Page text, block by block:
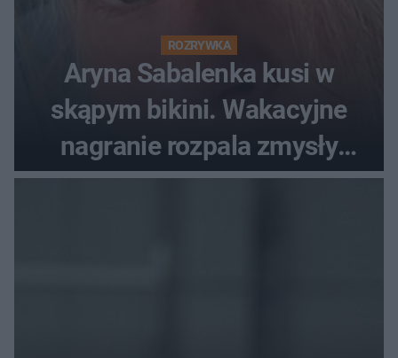
ROZRYWKA
Aryna Sabalenka kusi w
skąpym bikini. Wakacyjne
nagranie rozpala zmysły
fanów